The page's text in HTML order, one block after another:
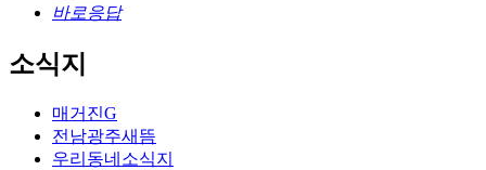
바로응답
소식지
매거진G
전남광주새뜸
우리동네소식지